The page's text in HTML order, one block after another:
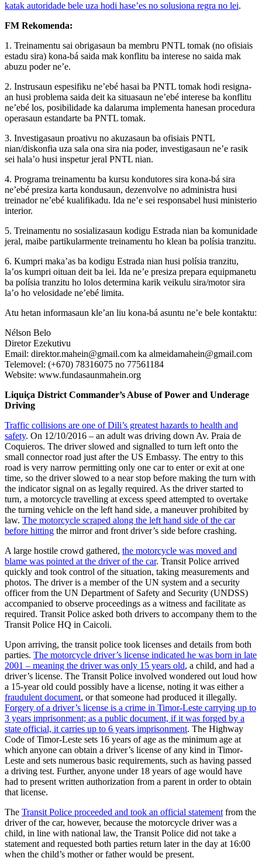
katak autoridade bele uza hodi hase’es no solusiona regra no lei.
FM Rekomenda:
1. Treinamentu sai obrigasaun ba membru PNTL tomak (no ofisiais
estadu sira) kona-bá saida mak konflitu ba interese no saida mak
abuzu poder ne’e.
2. Instrusaun espesifiku ne’ebé hasai ba PNTL tomak hodi resigna-
an husi problema saida deit ka situasaun ne’ebé interese ba konflitu
ne’ebé los, posibilidade ka dalaruma implementa hanesan procedura
operasaun estandarte ba PNTL tomak.
3. Investigasaun proativu no akuzasaun ba ofisiais PNTL
nian/diskonfia uza sala ona sira nia poder, investigasaun ne’e rasik
sei hala’o husi inspetur jeral PNTL nian.
4. Programa treinamentu ba kursu kondutores sira kona-bá sira
ne’ebé presiza karta kondusaun, dezenvolve no administra husi
treinador ne’ebé kualifikadu. Ida ne’e sei responsabel husi ministerio
interior.
5. Treinamentu no sosializasaun kodigu Estrada nian ba komunidade
jeral, maibe partikularmente treinamentu ho klean ba polísia tranzitu.
6. Kumpri maka’as ba kodigu Estrada nian husi polísia tranzitu,
la’os kumpri oituan deit ba lei. Ida ne’e presiza prepara equipmanetu
ba polísia tranzitu ho lolos determina karik veikulu sira/motor sira
la’o ho velosidade ne’ebé limita.
Atu hetan informasaun kle’an liu kona-bá asuntu ne’e bele kontaktu:
Nélson Belo
Diretor Ezekutivu
Email: direktor.mahein@gmail.com ka almeidamahein@gmail.com
Telemovel: (+670) 78316075 no 77561184
Website: www.fundasaunmahein.org
Liquiça District Commander’s Abuse of Power and Underage
Driving
Traffic collisions are one of Dili’s greatest hazards to health and
safety. On 12/10/2016 – an adult was driving down Av. Praia de
Coquieros. The driver slowed and signalled to turn left onto the
small connector road just after the US Embassy. The entry to this
road is very narrow permitting only one car to enter or exit at one
time, so the driver slowed to a near stop before making the turn with
the indicator signal on as legally required. As the driver started to
turn, a motorcycle travelling at excess speed attempted to overtake
the turning vehicle on the left hand side, a maneuver prohibited by
law. The motorcycle scraped along the left hand side of the car
before hitting the mirror and front driver’s side before crashing.
A large hostile crowd gathered, the motorcycle was moved and
blame was pointed at the driver of the car. Transit Police arrived
quickly and took control of the situation, taking measurements and
photos. The driver is a member of the UN system and a security
officer from the UN Department of Safety and Security (UNDSS)
accompanied to observe proceedings as a witness and facilitate as
required. Transit Police asked both drivers to accompany them to the
Transit Police HQ in Caicoli.
Upon arriving, the transit police took licenses and details from both
parties. The motorcycle driver’s license indicated he was born in late
2001 – meaning the driver was only 15 years old, a child, and had a
driver’s license. The Transit Police involved wondered out loud how
a 15-year old could possibly have a license, noting it was either a
fraudulent document, or that someone had produced it illegally.
Forgery of a driver’s license is a crime in Timor-Leste carrying up to
3 years imprisonment; as a public document, if it was forged by a
state official, it carries up to 6 years imprisonment. The Highway
Code of Timor-Leste sets 16 years of age as the minimum age at
which anyone can obtain a driver’s license of any kind in Timor-
Leste and sets numerous basic requirements, such as having passed
a driving test. Further, anyone under 18 years of age would have
had to present written authorization from a parent in order to obtain
that license.
The Transit Police proceeded and took an official statement from the
driver of the car, however, because the motorcycle driver was a
child, in line with national law, the Transit Police did not take a
statement and requested both parties return later in the day at 16:00
when the child’s mother or father would be present.